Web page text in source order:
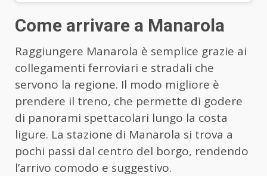
Come arrivare a Manarola
Raggiungere Manarola è semplice grazie ai
collegamenti ferroviari e stradali che
servono la regione. Il modo migliore è
prendere il treno, che permette di godere
di panorami spettacolari lungo la costa
ligure. La stazione di Manarola si trova a
pochi passi dal centro del borgo, rendendo
l’arrivo comodo e suggestivo.